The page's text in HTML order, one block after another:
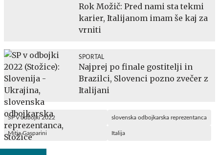
Rok Možič: Pred nami sta tekmi
karier, Italijanom imam še kaj za
vrniti
SPORTAL
Najprej po finale gostitelji in
Brazilci, Slovenci pozno zvečer z
Italijani
SP v odbojki 2022 slovenska odbojkarska reprezentanca
Mitja Gasparini Italija